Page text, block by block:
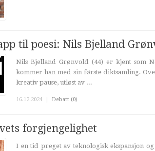
til poesi: Nils Bjelland
Nils Bjelland Grønvold (44) er kjent som
kommer han med sin første diktsamling.
kreativ pause, utløst av ...
16.12.2024 | Debatt (0)
forgjengelighet
I en tid preget av teknologisk ekspansjon